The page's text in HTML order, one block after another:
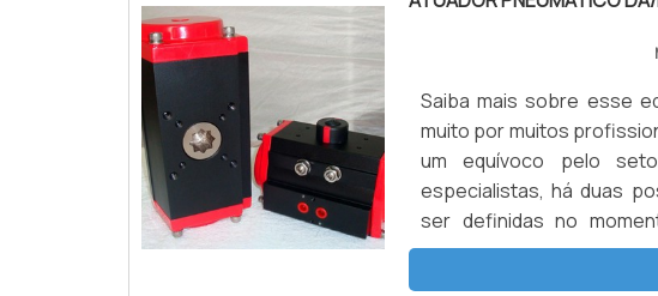
Saiba mais sobre esse
muito por muitos
um equívoco pelo
especialistas, há duas
ser definidas no
modelos, são: Dupla